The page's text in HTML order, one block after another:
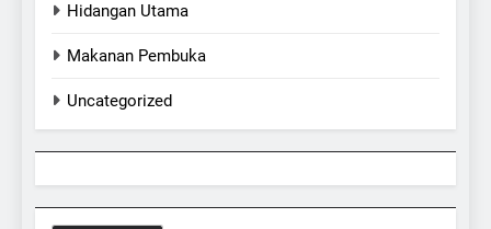
Hidangan Utama
Makanan Pembuka
Uncategorized